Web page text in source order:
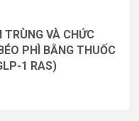
VÀ CHỨC
PHÌ BẰNG THUỐC
1 RAS)